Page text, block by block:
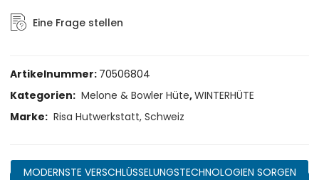
Eine Frage stellen
Artikelnummer: 70506804
Kategorien: Melone & Bowler Hüte,WINTERHÜTE
Marke: Risa Hutwerkstatt, Schweiz
MODERNSTE VERSCHLÜSSELUNGSTECHNOLOGIEN SORGEN